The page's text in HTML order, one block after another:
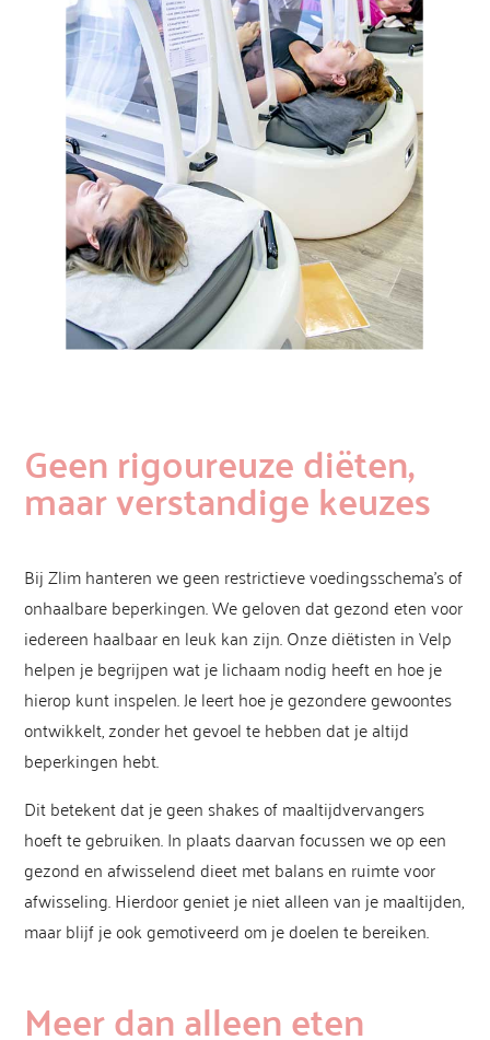
Geen rigoureuze diëten,
maar verstandige keuzes
Bij Zlim hanteren we geen restrictieve voedingsschema’s of
onhaalbare beperkingen. We geloven dat gezond eten voor
iedereen haalbaar en leuk kan zijn. Onze diëtisten in Velp
helpen je begrijpen wat je lichaam nodig heeft en hoe je
hierop kunt inspelen. Je leert hoe je gezondere gewoontes
ontwikkelt, zonder het gevoel te hebben dat je altijd
beperkingen hebt.
Dit betekent dat je geen shakes of maaltijdvervangers
hoeft te gebruiken. In plaats daarvan focussen we op een
gezond en afwisselend dieet met balans en ruimte voor
afwisseling. Hierdoor geniet je niet alleen van je maaltijden,
maar blijf je ook gemotiveerd om je doelen te bereiken.
Meer dan alleen eten